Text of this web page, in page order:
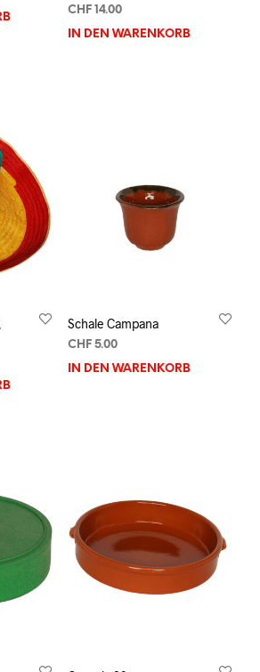
CHF14.00
IN DEN WARENKORB
Schale Campana
CHF5.00
IN DEN WARENKORB